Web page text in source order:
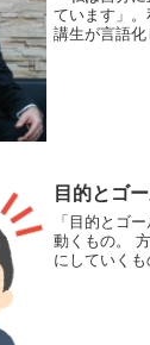
ています」
講生が言語化
目的とゴ
「目的とゴ
動くもの。
にしていく